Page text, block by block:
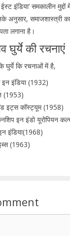
इंडिया’ समकालीन
अनुसार, समाजशास्त्री
लगाना है।
घुर्ये की रचनाएं
घुर्ये कि रचनाओं में है,
इंडिया (1932)
(1953)
इट्स कॉस्ट्यूम (1958)
इन इंडो यूरोपियन
इंडिया(1968)
(1963)